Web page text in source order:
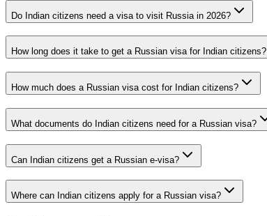
Do Indian citizens need a visa to visit Russia in 2026?
How long does it take to get a Russian visa for Indian citizens?
How much does a Russian visa cost for Indian citizens?
What documents do Indian citizens need for a Russian visa?
Can Indian citizens get a Russian e-visa?
Where can Indian citizens apply for a Russian visa?